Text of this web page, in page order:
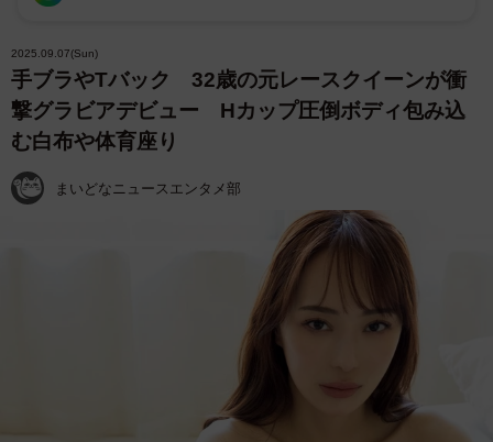
2025.09.07(Sun)
手ブラやTバック 32歳の元レースクイーンが衝
撃グラビアデビュー Hカップ圧倒ボディ包み込
む白布や体育座り
まいどなニュースエンタメ部